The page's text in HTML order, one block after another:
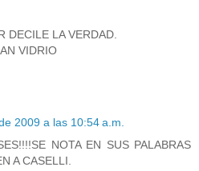
DECILE LA VERDAD.
VIDRIO
2009 a las 10:54 a.m.
NOTA EN SUS PALABRAS
A CASELLI.